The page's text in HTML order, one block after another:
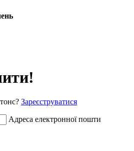
Зареєструватися
Адреса електронної пошти